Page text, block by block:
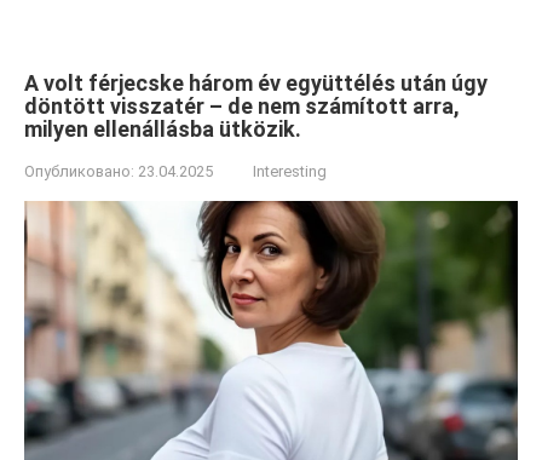
A volt férjecske három év együttélés után úgy
döntött visszatér – de nem számított arra,
milyen ellenállásba ütközik.
Опубликовано: 23.04.2025 Interesting